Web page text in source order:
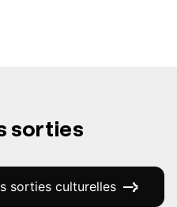
sorties
sorties culturelles